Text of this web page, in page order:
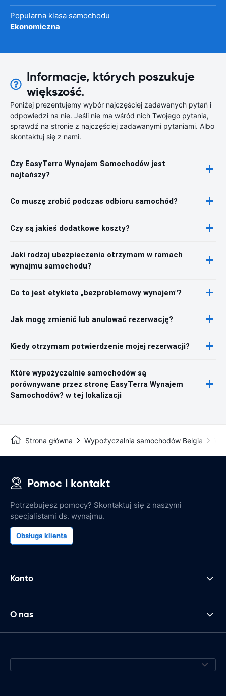
Popularna klasa samochodu
Ekonomiczna
Informacje, których poszukuje
większość.
Poniżej prezentujemy wybór najczęściej zadawanych pytań i
odpowiedzi na nie. Jeśli nie ma wśród nich Twojego pytania,
sprawdź na stronie z najczęściej zadawanymi pytaniami. Albo
skontaktuj się z nami.
Czy EasyTerra Wynajem Samochodów jest
najtańszy?
Co muszę zrobić podczas odbioru samochód?
Czy są jakieś dodatkowe koszty?
Jaki rodzaj ubezpieczenia otrzymam w ramach
wynajmu samochodu?
Co to jest etykieta „bezproblemowy wynajem"?
Jak mogę zmienić lub anulować rezerwację?
Kiedy otrzymam potwierdzenie mojej rezerwacji?
Które wypożyczalnie samochodów są
porównywane przez stronę EasyTerra Wynajem
Samochodów? w tej lokalizacji
Strona główna Wypożyczalnia samochodów Belgia
Pomoc i kontakt
Potrzebujesz pomocy? Skontaktuj się z naszymi
specjalistami ds. wynajmu.
Obsługa klienta
Konto
O nas